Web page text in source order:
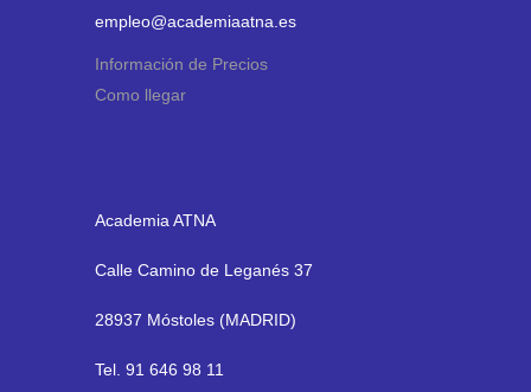
empleo@academiaatna.es
Información de Precios
Como llegar
Academia ATNA
Calle Camino de Leganés 37
28937 Móstoles (MADRID)
Tel. 91 646 98 11